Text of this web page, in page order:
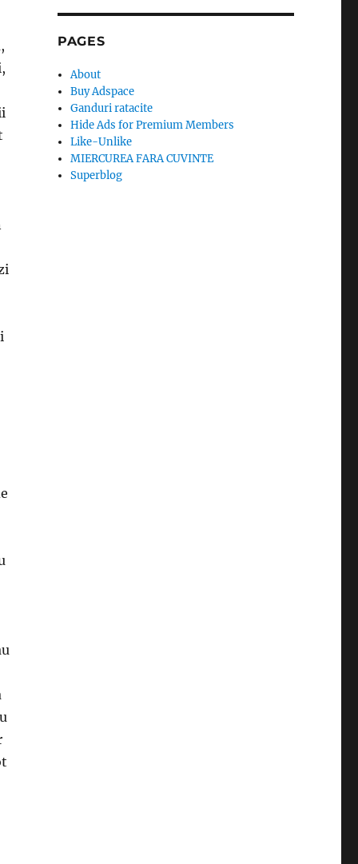
PAGES
About
Buy Adspace
Ganduri ratacite
Hide Ads for Premium Members
Like-Unlike
MIERCUREA FARA CUVINTE
Superblog